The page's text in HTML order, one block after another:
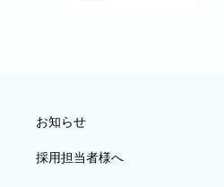
お知らせ
採用担当者様へ